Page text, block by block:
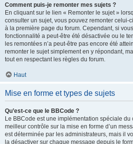
Comment puis-je remonter mes sujets ?
En cliquant sur le lien « Remonter le sujet »
consulter un sujet, vous pouvez remonter celui-
à la première page du forum. Cependant, si
fonctionnalité a peut-être été désactivée ou le
les remontées n’a peut-être pas encore été
remonter le sujet simplement en y répondant,
tout en respectant les règles du forum.
Haut
Mise en forme et types de sujets
Qu’est-ce que le BBCode ?
Le BBCode est une implémentation spéciale du
meilleur contrôle sur la mise en forme d’un
est déterminée par les administrateurs, mais il
la désactiver sur chaque message depuis le